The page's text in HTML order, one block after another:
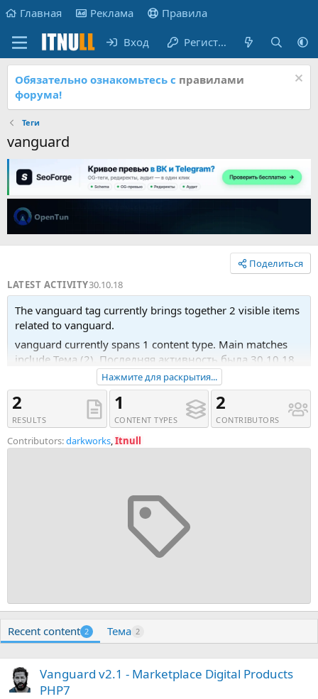
Главная Реклама Правила
Вход Регистрация
Обязательно ознакомьтесь с правилами
форума!
Теги
vanguard
Поделиться
LATEST ACTIVITY30.10.18
The vanguard tag currently brings together 2 visible items
related to vanguard.
vanguard currently spans 1 content type. Main matches
include Тема (2). Последняя активность была 30.10.18
Recent tagged content includes Тема 'Vanguard v2.1 -
Marketplace Digital Products PHP7' and Тема 'Vanguard -
Advanced PHP Login and User Management'.
Нажмите для раскрытия...
2
RESULTS
1
CONTENT TYPES
2
CONTRIBUTORS
Contributors:darkworks,Itnull
Recent content 2 Тема 2
Vanguard v2.1 - Marketplace Digital Products
PHP7